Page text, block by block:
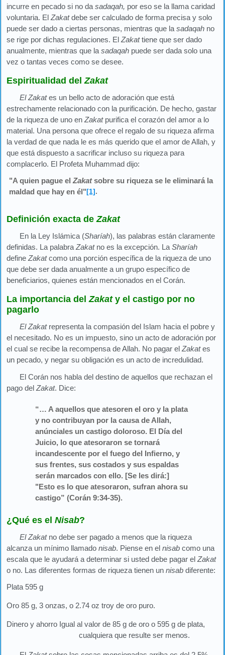
incurre en pecado si no da sadaqah, por eso se la llama caridad
voluntaria. El Zakatdebe ser calculado de forma precisa y solo
puede ser dado a ciertas personas, mientras que la sadaqah no
se rige por dichas regulaciones. El Zakattiene que ser dado
anualmente, mientras que la sadaqah puede ser dada solo una
vez o tantas veces como se desee.
Espiritualidad delZakat
El Zakates un bello acto de adoración que está
estrechamente relacionado con la purificación. De hecho, gastar
de la riqueza de uno en Zakatpurifica el corazón del amor a lo
material. Una persona que ofrece el regalo de su riqueza afirma
la verdad de que nada le es más querido que el amor de Allah, y
que está dispuesto a sacrificar incluso su riqueza para
complacerlo. El Profeta Muhammad dijo:
"A quien pague el Zakatsobre su riqueza se le eliminará la
maldad que hay en él"[1].
Definición exacta deZakat
En la Ley Islámica (Sharíah), las palabras están claramente
definidas. La palabra Zakatno es la excepción. La Sharíah
define Zakatcomo una porción específica de la riqueza de uno
que debe ser dada anualmente a un grupo específico de
beneficiarios, quienes están mencionados en el Corán.
La importancia delZakaty el castigo por no
pagarlo
El Zakatrepresenta la compasión del Islam hacia el pobre y
el necesitado. No es un impuesto, sino un acto de adoración por
el cual se recibe la recompensa de Allah. No pagar el Zakates
un pecado, y negar su obligación es un acto de incredulidad.
El Corán nos habla del destino de aquellos que rechazan el
pago del Zakat. Dice:
“… A aquellos que atesoren el oro y la plata
y no contribuyan por la causa de Allah,
anúnciales un castigo doloroso. El Día del
Juicio, lo que atesoraron se tornará
incandescente por el fuego del Infierno, y
sus frentes, sus costados y sus espaldas
serán marcados con ello. [Se les dirá:]
"Esto es lo que atesoraron, sufran ahora su
castigo” (Corán 9:34-35).
¿Qué es el Nisab?
El Zakatno debe ser pagado a menos que la riqueza
alcanza un mínimo llamado nisab. Piense en el nisab como una
escala que le ayudará a determinar si usted debe pagar el Zakat
o no. Las diferentes formas de riqueza tienen un nisab diferente:
Plata 595 g
Oro 85 g, 3 onzas, o 2.74 oz troy de oro puro.
Dinero y ahorro Igual al valor de 85 g de oro o 595 g de plata,
cualquiera que resulte ser menos.